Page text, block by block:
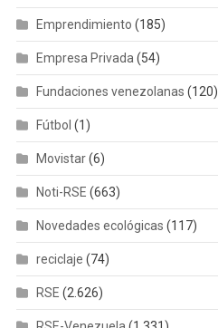
Emprendimiento (185)
Empresa Privada(54)
Fundaciones venezolanas (120)
Fútbol (1)
Movistar(6)
Noti-RSE (663)
Novedades ecológicas (117)
reciclaje (74)
RSE (2.626)